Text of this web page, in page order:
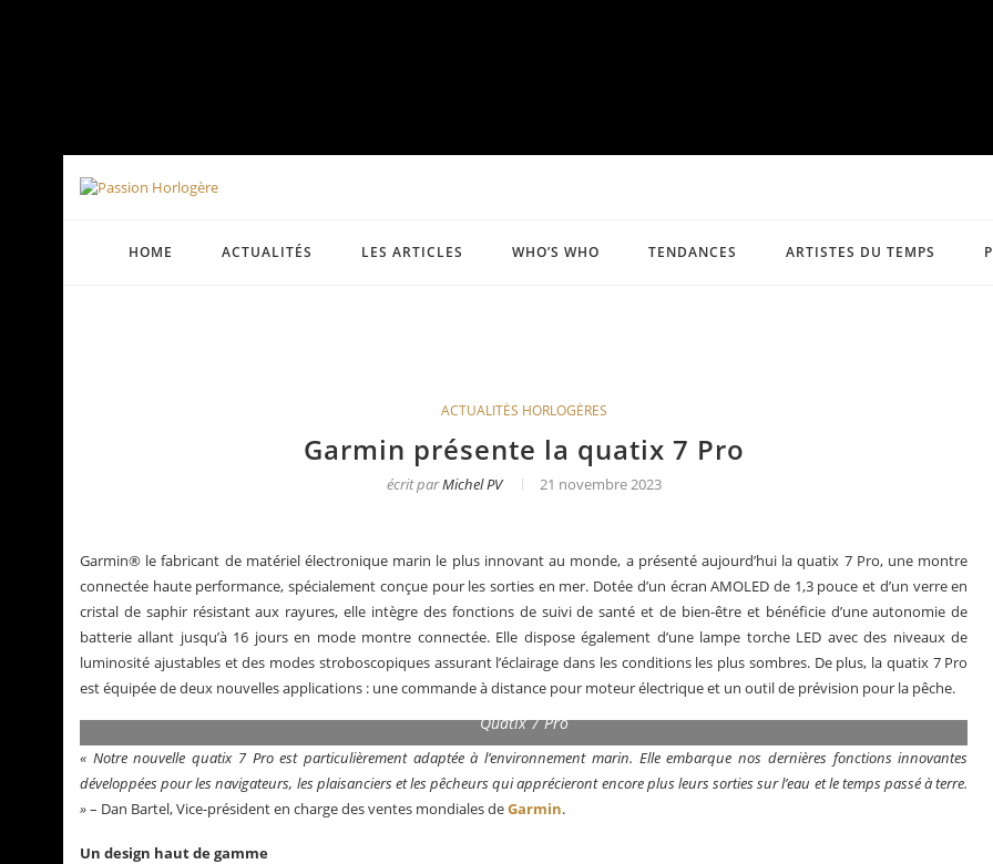
HOME ACTUALITÉS LES ARTICLES WHO’S WHO TENDANCES ARTISTES DU TEMPS
ACTUALITÉS HORLOGÈRES
Garmin présente la quatix 7 Pro
écrit parMichel PV 21 novembre 2023
Garmin® le fabricant de matériel électronique marin le plus innovant au monde, a présenté aujourd’hui la quatix 7 Pro, une montre
connectée haute performance, spécialement conçue pour les sorties en mer. Dotée d’un écran AMOLED de 1,3 pouce et d’un verre en
cristal de saphir résistant aux rayures, elle intègre des fonctions de suivi de santé et de bien-être et bénéficie d’une autonomie de
batterie allant jusqu’à 16 jours en mode montre connectée. Elle dispose également d’une lampe torche LED avec des niveaux de
luminosité ajustables et des modes stroboscopiques assurant l’éclairage dans les conditions les plus sombres. De plus, la quatix 7 Pro
est équipée de deux nouvelles applications : une commande à distance pour moteur électrique et un outil de prévision pour la pêche.
Quatix 7 Pro
« Notre nouvelle quatix 7 Pro est particulièrement adaptée à l’environnement marin. Elle embarque nos dernières fonctions innovantes
développées pour les navigateurs, les plaisanciers et les pêcheurs qui apprécieront encore plus leurs sorties sur l’eau et le temps passé à terre.
»– Dan Bartel, Vice-président en charge des ventes mondiales deGarmin.
Un design haut de gamme